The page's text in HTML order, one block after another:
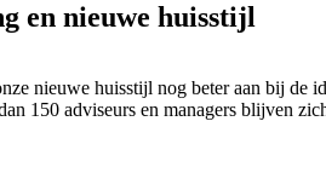
en nieuwe huisstijl
nieuwe huisstijl nog beter aan bij de
150 adviseurs en managers blijven